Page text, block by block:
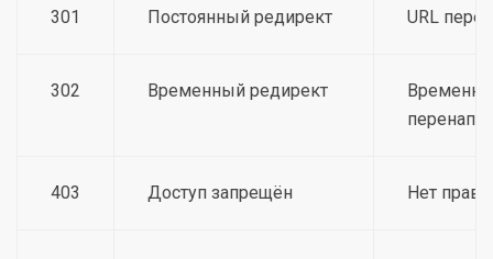
301 Постоянный редирект URL
302 Временный редирект
403 Доступ запрещён Нет прав